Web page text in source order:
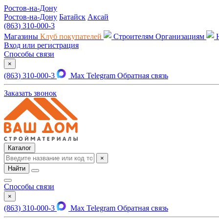
Ростов-на-Дону
Ростов-на-Дону Батайск Аксай
(863) 310-000-3
Магазины Клуб покупателей Строителям Организациям
Вход или регистрация
Способы связи
×
(863) 310-000-3 Max Telegram Обратная связь
Заказать звонок
Каталог
×
Найти
Способы связи
×
(863) 310-000-3 Max Telegram Обратная связь